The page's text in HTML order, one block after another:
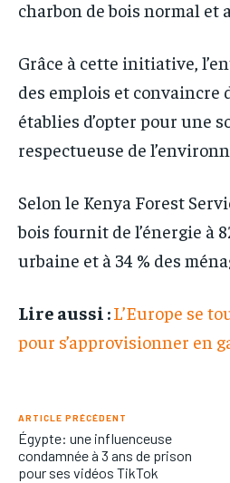
charbon de bois normal et
Grâce à cette initiative,
des emplois et convaincre
établies d’opter pour une
respectueuse de
Selon le Kenya Forest
bois fournit de l’énergie à
urbaine et à 34 % des
Lire aussi :L’Europe se
pour s’approvisionner en
ARTICLE PRÉCÉDENT
Égypte: une influenceuse
condamnée à 3 ans de prison
pour ses vidéos TikTok